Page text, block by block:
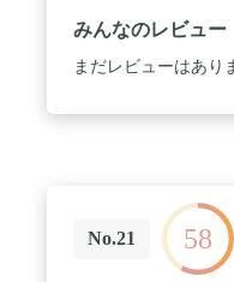
みんなのレビュー
まだレビューはあり
No.21 58